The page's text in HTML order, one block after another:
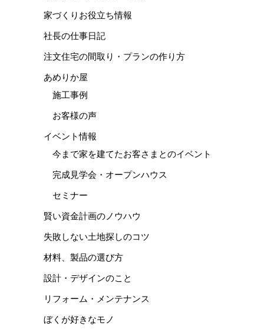
家づくりお役立ち情報
社長の仕事日記
注文住宅の間取り・プランの作り方
あめりか屋
施工事例
お客様の声
イベント情報
今まで家を建てたお客さまとのイベント
完成見学会・オープンハウス
セミナー
賢い資金計画のノウハウ
失敗しない土地探しのコツ
材料、製品の選び方
設計・デザインのこと
リフォーム・メンテナンス
ぼくが好きなモノ